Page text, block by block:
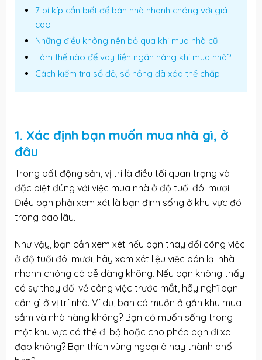
7 bí kíp cần biết để bán nhà nhanh chóng với giá
cao
Những điều không nên bỏ qua khi mua nhà cũ
Làm thế nào để vay tiền ngân hàng khi mua nhà?
Cách kiểm tra sổ đỏ, sổ hồng đã xóa thế chấp
1. Xác định bạn muốn mua nhà gì, ở
đâu
Trong bất động sản, vị trí là điều tối quan trọng và
đặc biệt đúng với việc mua nhà ở độ tuổi đôi mươi.
Điều bạn phải xem xét là bạn định sống ở khu vực đó
trong bao lâu.
Như vậy, bạn cần xem xét nếu bạn thay đổi công việc
ở độ tuổi đôi mươi, hãy xem xét liệu việc bán lại nhà
nhanh chóng có dễ dàng không. Nếu bạn không thấy
có sự thay đổi về công việc trước mắt, hãy nghĩ bạn
cần gì ở vị trí nhà. Ví dụ, bạn có muốn ở gần khu mua
sắm và nhà hàng không? Bạn có muốn sống trong
một khu vực có thể đi bộ hoặc cho phép bạn đi xe
đạp không? Bạn thích vùng ngoại ô hay thành phố